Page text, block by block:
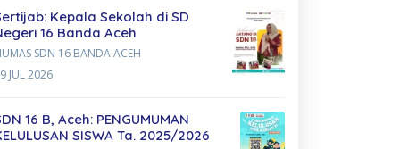
Kepala Sekolah di SD
16 Banda Aceh
SDN 16 BANDA ACEH
JUL 2026
16 B, Aceh: PENGUMUMAN
SISWA Ta. 2025/2026